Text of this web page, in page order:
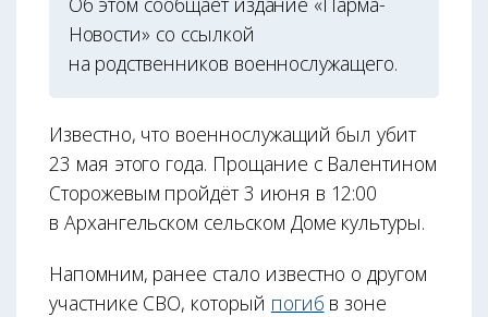
Новости» со ссылкой
на родственников военнослужащего.
Известно, что военнослужащий был убит
23 мая этого года. Прощание с Валентином
Сторожевым пройдёт 3 июня в 12:00
в Архангельском сельском Доме культуры.
Напомним, ранее стало известно о другом
участнике СВО, который погиб в зоне